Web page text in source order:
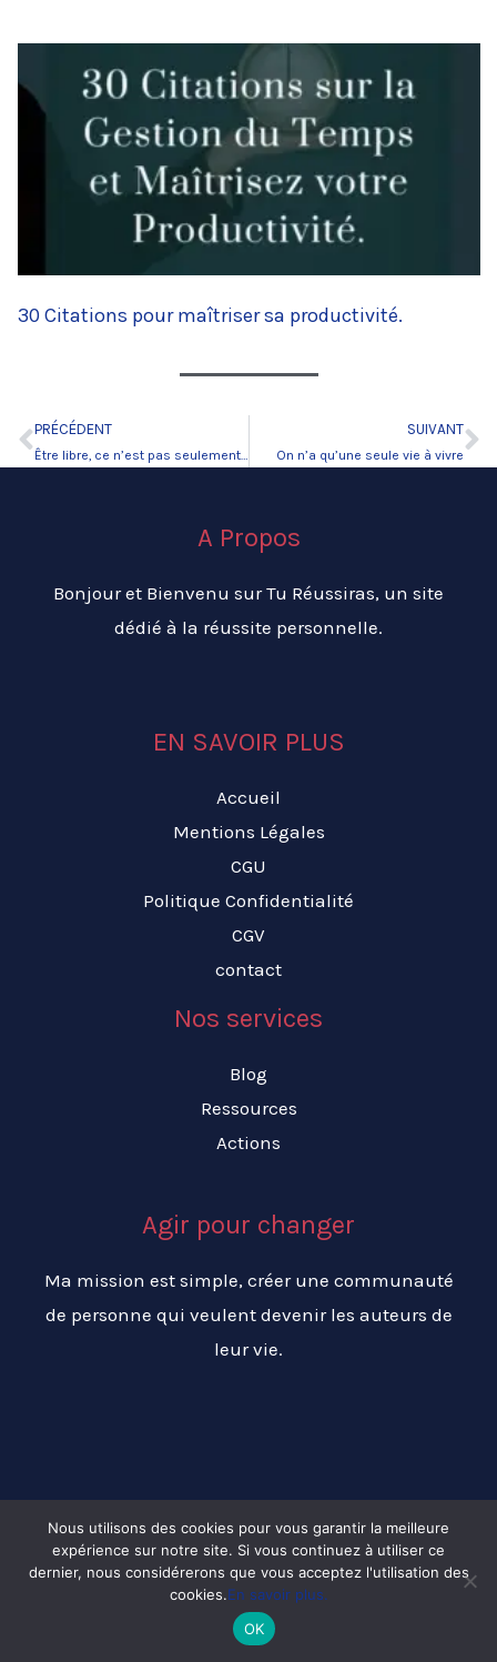
30 Citations pour maîtriser sa productivité.
Précédent
PRÉCÉDENT
Être libre, ce n’est pas seulement se débarrasser de ses chaînes
SUIVANT
On n’a qu’une seule vie à vivre
A Propos
Bonjour et Bienvenu sur Tu Réussiras, un site
dédié à la réussite personnelle.
EN SAVOIR PLUS
Accueil
Mentions Légales
CGU
Politique Confidentialité
CGV
contact
Nos services
Blog
Ressources
Actions
Agir pour changer
Ma mission est simple, créer une communauté
de personne qui veulent devenir les auteurs de
leur vie.
Copyright © 2026 Changer ma vie pour réussir ma vie
Nous utilisons des cookies pour vous garantir la meilleure
expérience sur notre site. Si vous continuez à utiliser ce
dernier, nous considérerons que vous acceptez l'utilisation des
cookies.En savoir plus.
OK